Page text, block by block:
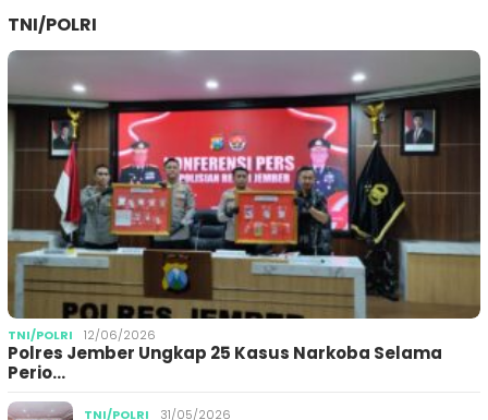
TNI/POLRI
TNI/POLRI 12/06/2026
Polres Jember Ungkap 25 Kasus Narkoba Selama
Perio…
TNI/POLRI 31/05/2026